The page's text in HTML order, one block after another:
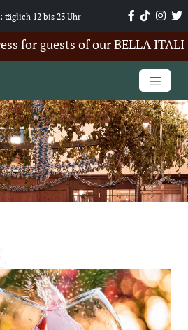
täglich 12 bis 23 Uhr
guests of our BELLA